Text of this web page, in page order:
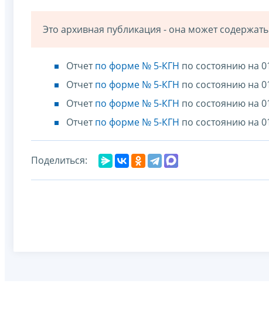
Это архивная публикация - она может
Отчетпо форме № 5-КГН по состоянию на
Отчетпо форме № 5-КГН по состоянию на
Отчетпо форме № 5-КГН по состоянию на
Отчетпо форме № 5-КГН по состоянию на
Поделиться: